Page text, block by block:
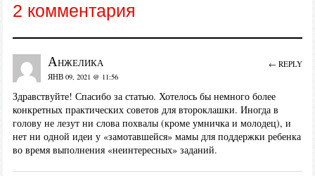
2 комментария
Анжелика
ЯНВ 09, 2021 @ 11:56
Здравствуйте! Спасибо за статью. Хотелось бы немного более
конкретных практических советов для второклашки. Иногда в
голову не лезут ни слова похвалы (кроме умничка и молодец), и
нет ни одной идеи у «замотавшейся» мамы для поддержки ребенка
во время выполнения «неинтересных» заданий.
← REPLY